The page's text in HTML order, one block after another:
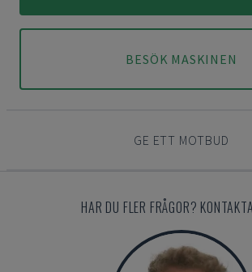
BESÖK MASKINEN
GE ETT MOTBUD
HAR DU FLER FRÅGOR?